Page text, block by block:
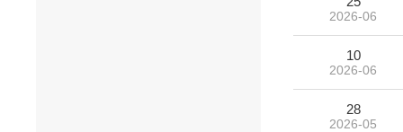
2026-06
10
2026-06
28
2026-05